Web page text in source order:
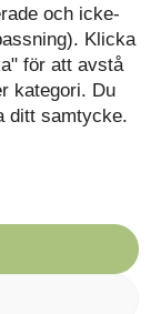
och icke-
Klicka
för att avstå
kategori. Du
ditt samtycke.
ungas
som inspiration
som
till en ny